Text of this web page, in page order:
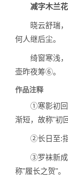
减字木兰
晓云舒瑞，
何人继后尘。
绮窗寒浅，
壶昨夜筹⑥。
作品注释
①寒影初回:
渐短，故称"初
②长日至:指
③罗袜新成:
称"履长之贺"。